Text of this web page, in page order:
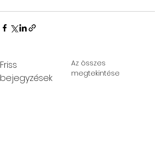
Friss
bejegyzések
Az összes
megtekintése